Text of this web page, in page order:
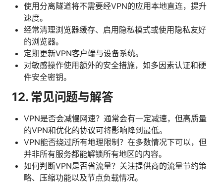
使用分离隧道将不需要经VPN的应用本地直连，提升
速度。
经常清理浏览器缓存、启用隐私模式或使用隐私友好
的浏览器。
定期更新VPN客户端与设备系统。
对敏感操作使用额外的安全措施，如多因素认证和硬
件安全密钥。
12. 常见问题与解答
VPN是否会减慢网速？通常会有一定减速，但高质量
的VPN和优化的协议可将影响降到最低。
VPN能否绕过所有地理限制？在多数情况下可以，但
并非所有服务都能解锁所有地区的内容。
如何判断VPN是否省流量？关注提供商的流量节约策
略、压缩功能以及节点负载情况。